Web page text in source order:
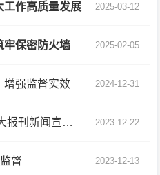
工作高质量发展 2025-03-12
牢保密防火墙 2025-02-05
增强监督实效 2024-12-31
汉阴人大荣获2023年度省人大报刊新闻宣传工作优秀奖 2023-12-22
督 2023-12-13